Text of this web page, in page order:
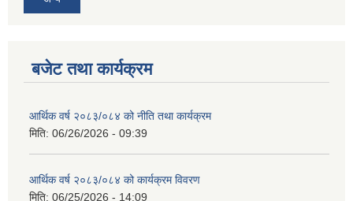
बजेट तथा कार्यक्रम
आर्थिक वर्ष २०८३/०८४ को नीति तथा कार्यक्रम
मिति: 06/26/2026 - 09:39
आर्थिक वर्ष २०८३/०८४ को कार्यक्रम विवरण
मिति: 06/25/2026 - 14:09